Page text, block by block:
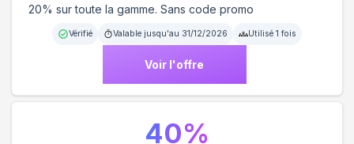
20% sur toute la gamme. Sans code promo
Vérifié Valable jusqu'au 31/12/2026 Utilisé 1 fois
Voir l'offre
40%